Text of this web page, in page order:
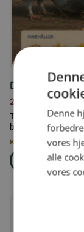
Duerfoder 25
279,00 kr.
Tilskudsfoder til
behov og fysiske
Kun 3 tilbage på
Læs
Denne
vores
alle
vores